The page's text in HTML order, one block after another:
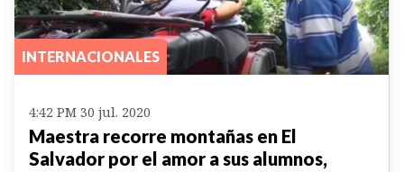
INTERNACIONALES
4:42 PM 30 jul. 2020
Maestra recorre montañas en El
Salvador por el amor a sus alumnos,